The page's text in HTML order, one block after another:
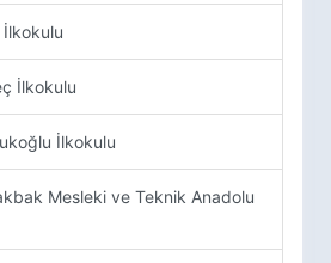
İlkokulu
İlkokulu
İlkokulu
Mesleki ve Teknik Anadolu